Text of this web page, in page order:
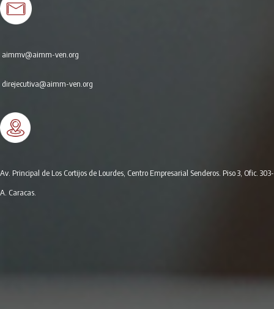
aimmv@aimm-ven.org
direjecutiva@aimm-ven.org
Av. Principal de Los Cortijos de Lourdes, Centro Empresarial Senderos. Piso 3, Ofic. 303-
A. Caracas.